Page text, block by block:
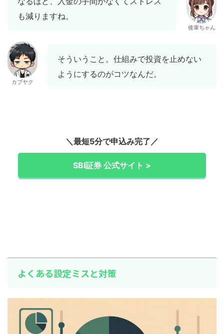
も減りますね。
後輩ちゃん
カブヤク
そういうこと。仕組みで投資を止めない
ようにするのがコツなんだ。
＼最短5分で申込み完了／
SBI証券 公式サイト >
よくある設定ミスと対策